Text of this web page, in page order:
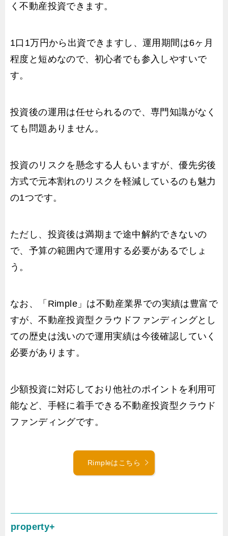
く不動産投資できます。
1口1万円から出資できますし、運用期間は6ヶ月
程度と短めなので、初心者でも参入しやすいで
す。
投資後の運用は任せられるので、専門知識がなく
ても問題ありません。
投資のリスクを懸念する人もいますが、優先劣後
方式で元本割れのリスクを軽減しているのも魅力
の1つです。
ただし、投資後は満期まで途中解約できないの
で、予算の範囲内で運用する必要があるでしょ
う。
なお、「Rimple」は不動産業界での実績は豊富で
すが、不動産投資型クラウドファンディングとし
ての歴史は浅いので運用実績は今後確認していく
必要があります。
少額投資に対応しており他社のポイントを利用可
能など、手軽に着手できる不動産投資型クラウド
ファンディングです。
Rimpleはこちら
property+